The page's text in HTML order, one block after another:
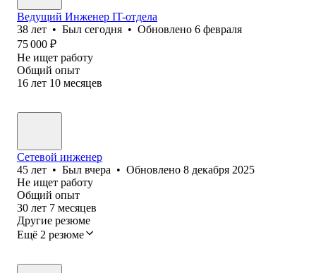
Ведущий Инженер IT-отдела
38 лет • Был сегодня • Обновлено 6 февраля
75 000 ₽
Не ищет работу
Общий опыт
16 лет 10 месяцев
Сетевой инженер
45 лет • Был вчера • Обновлено 8 декабря 2025
Не ищет работу
Общий опыт
30 лет 7 месяцев
Другие резюме
Ещё 2 резюме